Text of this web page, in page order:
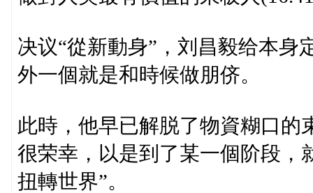
决议“從新動身”，刘昌毅给本身
外一個就是和時候做朋侪。
此時，他早已解脱了物資糊口的
很荣幸，以是到了某一個阶段，
扭轉世界”。